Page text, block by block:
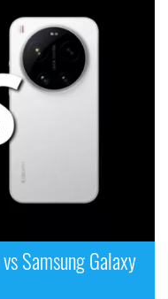
Samsung Galaxy